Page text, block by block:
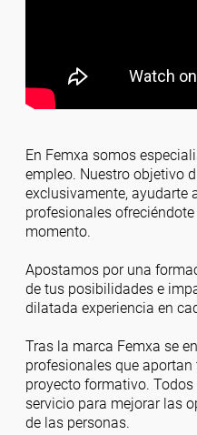
En Femxa somos
empleo. Nuestro objetivo
exclusivamente, ayudarte
profesionales
momento.
Apostamos por una
de tus posibilidades e
dilatada experiencia en
Tras la marca Femxa se
profesionales que
proyecto formativo.
servicio para mejorar las
de las personas.